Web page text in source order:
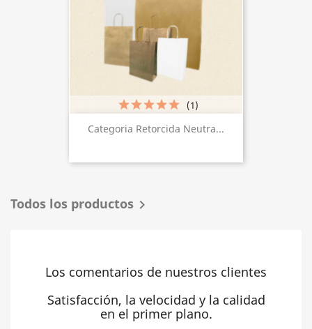
Categoria Retorcida Neutra...
(1)
Todos los productos 
Los comentarios de nuestros clientes
Satisfacción, la velocidad y la calidad
en el primer plano.